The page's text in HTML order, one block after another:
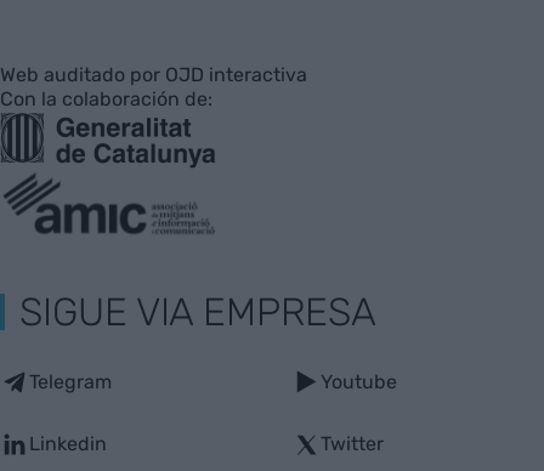
Web auditado por OJD interactiva
Con la colaboración de:
SIGUE VIA EMPRESA
Telegram
Linkedin
Youtube
Twitter